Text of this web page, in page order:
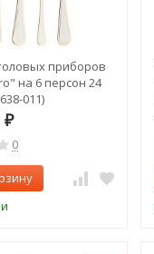
приборов
на 6 персон 24
011)
₽
0